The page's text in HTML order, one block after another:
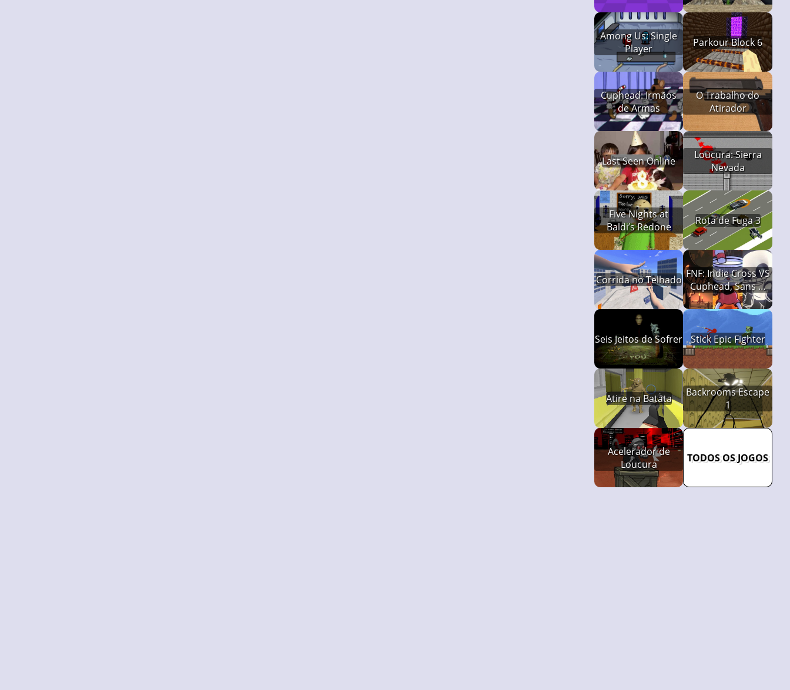
Among Us: Single
Player
Parkour Block 6
Cuphead: Irmãos
de Armas
O Trabalho do
Atirador
Last Seen Online
Loucura: Sierra
Nevada
Five Nights at
Baldi’s Redone
Rota de Fuga 3
Corrida no Telhado FNF: Indie Cross VS
Cuphead, Sans &
Bendy
Seis Jeitos de Sofrer Stick Epic Fighter
Atire na Batata
Backrooms Escape
1
Acelerador de
Loucura
TODOS OS JOGOS